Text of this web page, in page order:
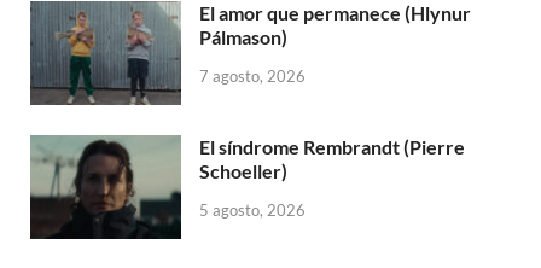
El amor que permanece (Hlynur
Pálmason)
7 agosto, 2026
El síndrome Rembrandt (Pierre
Schoeller)
5 agosto, 2026